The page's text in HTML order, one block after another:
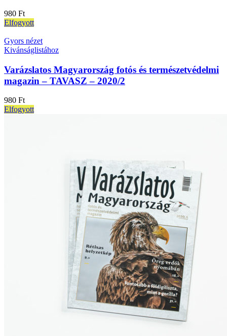
980 Ft
Elfogyott
Gyors nézet
Kivánságlistához
Varázslatos Magyarország fotós és természetvédelmi
magazin – TAVASZ – 2020/2
980 Ft
Elfogyott